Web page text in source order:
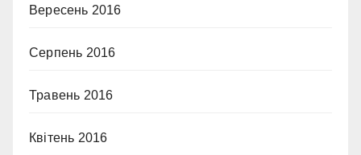
Вересень 2016
Серпень 2016
Травень 2016
Квітень 2016